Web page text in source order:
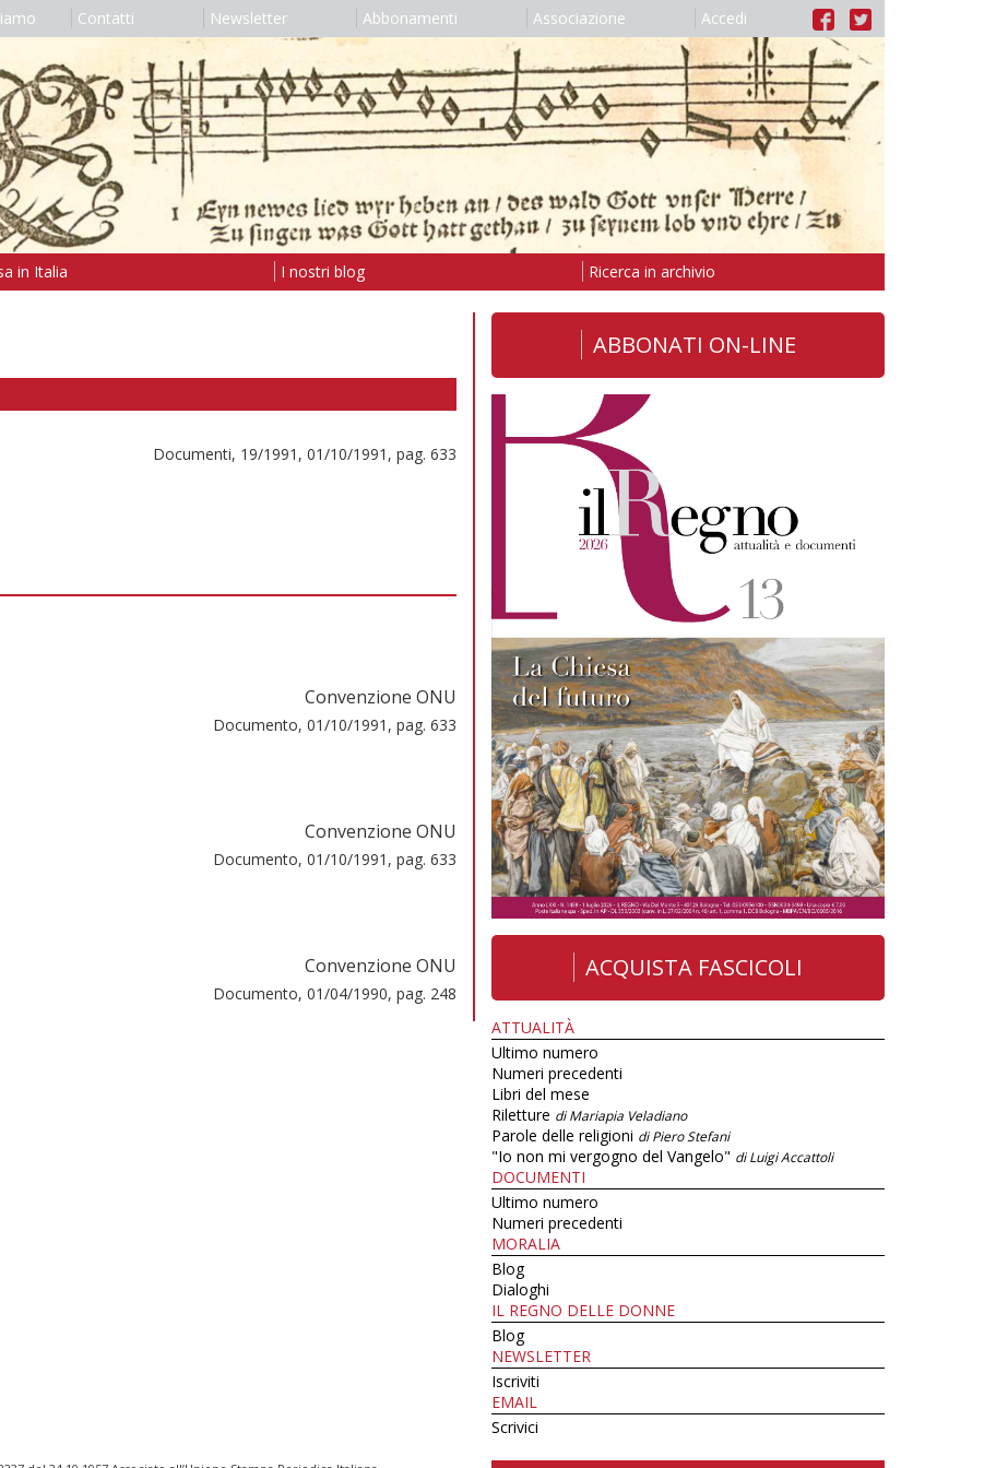
Contatti Newsletter Abbonamenti Associazione Accedi
in Italia I nostri blog Ricerca in archivio
Documenti, 19/1991, 01/10/1991, pag. 633
Convenzione ONU
Documento, 01/10/1991, pag. 633
Convenzione ONU
Documento, 01/10/1991, pag. 633
Convenzione ONU
Documento, 01/04/1990, pag. 248
ABBONATI ON-LINE
ACQUISTA FASCICOLI
ATTUALITÀ
Ultimo numero
Numeri precedenti
Libri del mese
Riletture di Mariapia Veladiano
Parole delle religioni di Piero Stefani
"Io non mi vergogno del Vangelo" di Luigi Accattoli
DOCUMENTI
Ultimo numero
Numeri precedenti
MORALIA
Blog
Dialoghi
IL REGNO DELLE DONNE
Blog
NEWSLETTER
Iscriviti
EMAIL
Scrivici